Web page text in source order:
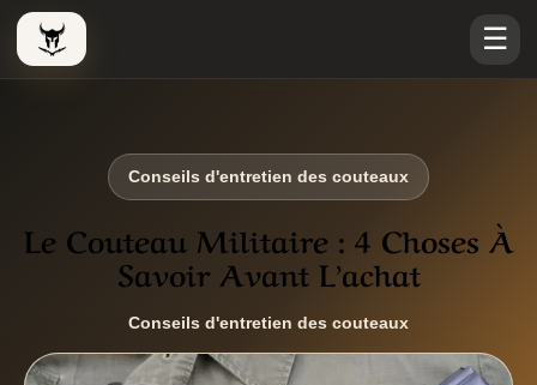
Le Viking Couteau ☰
Conseils d'entretien des couteaux
Le Couteau Militaire : 4 Choses À
Savoir Avant L’achat
Conseils d'entretien des couteaux